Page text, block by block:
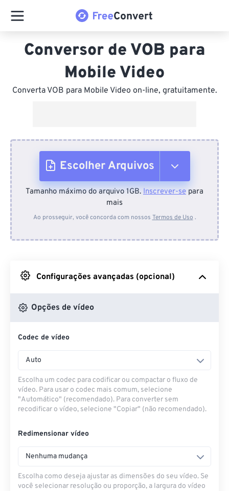
Conversor de VOB para
Mobile Video
Converta VOB para Mobile Video on-line, gratuitamente.
Escolher Arquivos
Do dispositivo
Do Google Drive
Do OneDrive
Tamanho máximo do arquivo 1GB. Inscrever-se para
mais
Ao prosseguir, você concorda com nossos Termos de Uso .
Configurações avançadas (opcional)
Opções de vídeo
Codec de vídeo
Auto
Escolha um codec para codificar ou compactar o fluxo de
vídeo. Para usar o codec mais comum, selecione
"Automático" (recomendado). Para converter sem
recodificar o vídeo, selecione "Copiar" (não recomendado).
Redimensionar vídeo
Nenhuma mudança
Escolha como deseja ajustar as dimensões do seu vídeo. Se
você selecionar resolução ou proporção, a largura do vídeo